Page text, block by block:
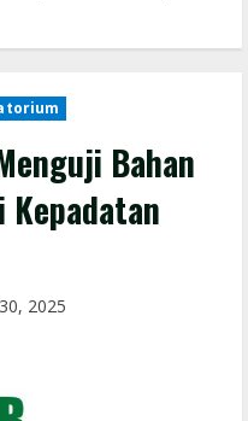
Bahan
2025